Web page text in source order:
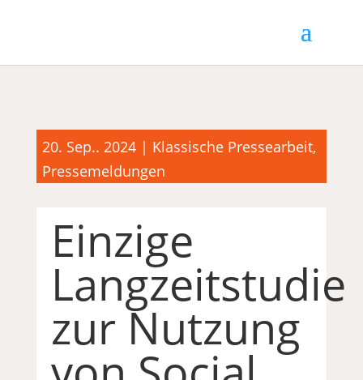
20. Sep.. 2024| Klassische Pressearbeit,
Pressemeldungen
Einzige
Langzeitstudie
zur Nutzung